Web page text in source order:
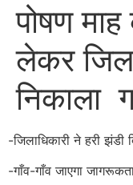
पोषण
लेकर
निकाला
-जिलाधिकारी ने हरी झंडी
-गाँव-गाँव जाएगा